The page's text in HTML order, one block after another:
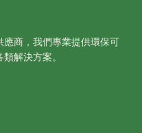
商，我們專業提供環保可
解決方案。